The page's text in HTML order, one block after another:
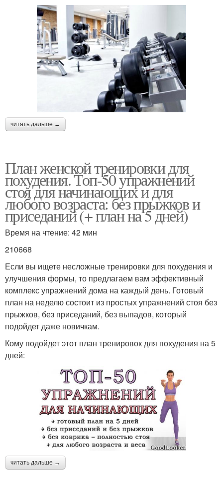
читать дальше →
План женской тренировки для
похудения. Топ-50 упражнений
стоя для начинающих и для
любого возраста: без прыжков и
приседаний (+ план на 5 дней)
Время на чтение: 42 мин
210668
Если вы ищете несложные тренировки для похудения и
улучшения формы, то предлагаем вам эффективный
комплекс упражнений дома на каждый день. Готовый
план на неделю состоит из простых упражнений стоя без
прыжков, без приседаний, без выпадов, который
подойдет даже новичкам.
Кому подойдет этот план тренировок для похудения на 5
дней:
читать дальше →